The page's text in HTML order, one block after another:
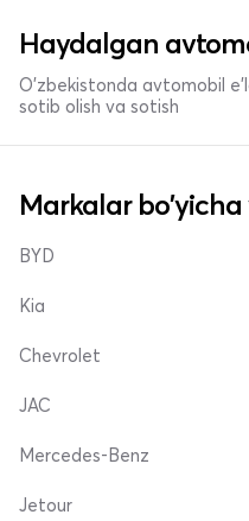
Haydalgan
O'zbekistonda avtomobil
sotib olish va sotish
Markalar
BYD
Kia
Chevrolet
JAC
Mercedes-Benz
Jetour